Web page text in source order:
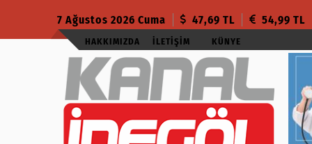
7 Ağustos 2026 Cuma 47,69 TL 54,99 TL
HAKKIMIZDA İLETIŞIM KÜNYE